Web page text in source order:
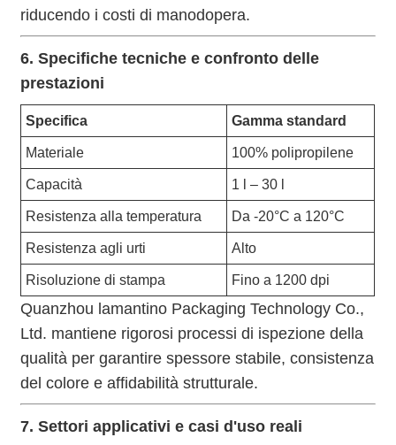
riducendo i costi di manodopera.
6. Specifiche tecniche e confronto delle
prestazioni
Specifica Gamma standard
Materiale 100% polipropilene
Capacità 1 l – 30 l
Resistenza alla temperatura Da -20°C a 120°C
Resistenza agli urti Alto
Risoluzione di stampa Fino a 1200 dpi
Quanzhou lamantino Packaging Technology Co.,
Ltd. mantiene rigorosi processi di ispezione della
qualità per garantire spessore stabile, consistenza
del colore e affidabilità strutturale.
7. Settori applicativi e casi d'uso reali